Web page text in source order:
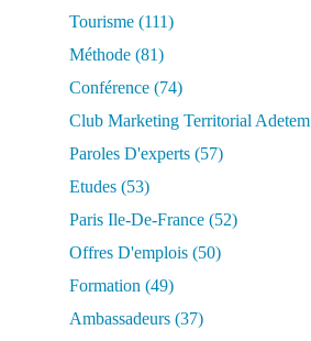
Tourisme (111)
Méthode (81)
Conférence (74)
Club Marketing Territorial Adetem
Paroles D'experts (57)
Etudes (53)
Paris Ile-De-France (52)
Offres D'emplois (50)
Formation (49)
Ambassadeurs (37)